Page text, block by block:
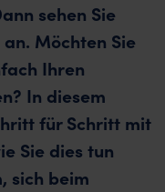
sehen Sie
Möchten Sie
Ihren
In diesem
für Schritt mit
Sie dies tun
sich beim